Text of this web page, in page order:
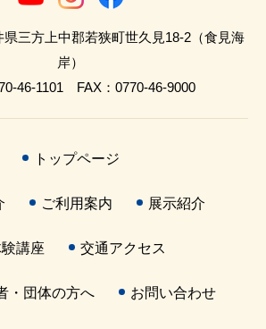
三方上中郡若狭町世久見18-2（食見海
岸）
46-1101 FAX：0770-46-9000
トップページ
ご利用案内 展示紹介
講座 交通アクセス
・団体の方へ お問い合わせ